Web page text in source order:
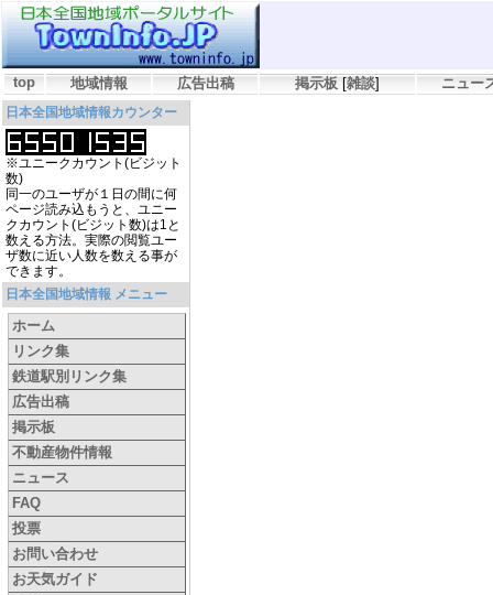
top 地域情報 広告出稿 掲示板 [雑談] ニュー
日本全国地域情報カウンター
※ユニークカウント(ビジット
数)
同一のユーザが１日の間に何
ページ読み込もうと、ユニー
クカウント(ビジット数)は1と
数える方法。実際の閲覧ユー
ザ数に近い人数を数える事が
できます。
日本全国地域情報 メニュー
ホーム
リンク集
鉄道駅別リンク集
広告出稿
掲示板
不動産物件情報
ニュース
FAQ
投票
お問い合わせ
お天気ガイド